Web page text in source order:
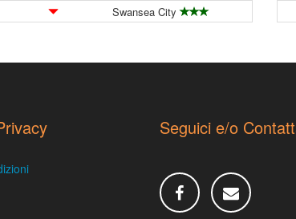
Swansea City
Seguici e/o